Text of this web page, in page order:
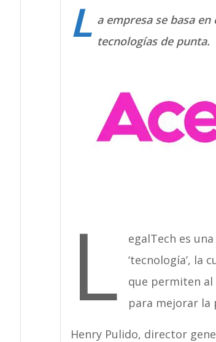
L a empresa se basa
tecnologías de punta.
L
egalTech es
‘tecnología’, la
que permiten
para mejorar la
Henry Pulido, director